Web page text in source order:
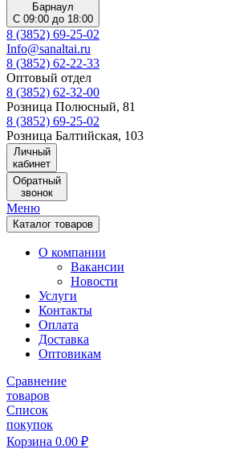
Барнаул
С 09:00 до 18:00
8 (3852) 69-25-02
Info@sanaltai.ru
8 (3852) 62-22-33
Оптовый отдел
8 (3852) 62-32-00
Розница Полюсный, 81
8 (3852) 69-25-02
Розница Балтийская, 103
Личный
кабинет
Обратный
звонок
Меню
Каталог товаров
О компании
Вакансии
Новости
Услуги
Контакты
Оплата
Доставка
Оптовикам
Сравнение
товаров
Список
покупок
Корзина 0.00 ₽